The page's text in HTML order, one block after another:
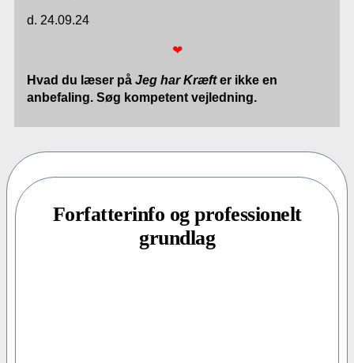
d. 24.09.24
❤
Hvad du læser påJeg har Kræfter ikke en
anbefaling. Søg kompetent vejledning.
Forfatterinfo og professionelt
grundlag